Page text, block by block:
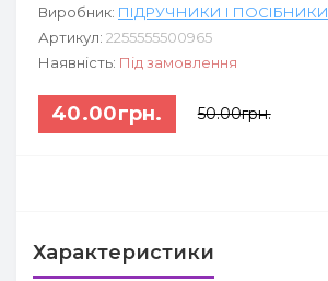
Виробник: ПІДРУЧНИКИ І ПОСІБНИКИ
Артикул: 2255555500965
Наявність: Під замовлення
40.00грн. 50.00грн.
Характеристики